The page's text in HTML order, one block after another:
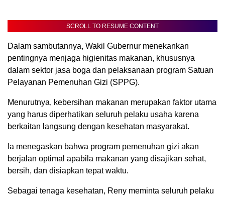
SCROLL TO RESUME CONTENT
Dalam sambutannya, Wakil Gubernur menekankan
pentingnya menjaga higienitas makanan, khususnya
dalam sektor jasa boga dan pelaksanaan program Satuan
Pelayanan Pemenuhan Gizi (SPPG).
Menurutnya, kebersihan makanan merupakan faktor utama
yang harus diperhatikan seluruh pelaku usaha karena
berkaitan langsung dengan kesehatan masyarakat.
Ia menegaskan bahwa program pemenuhan gizi akan
berjalan optimal apabila makanan yang disajikan sehat,
bersih, dan disiapkan tepat waktu.
Sebagai tenaga kesehatan, Reny meminta seluruh pelaku